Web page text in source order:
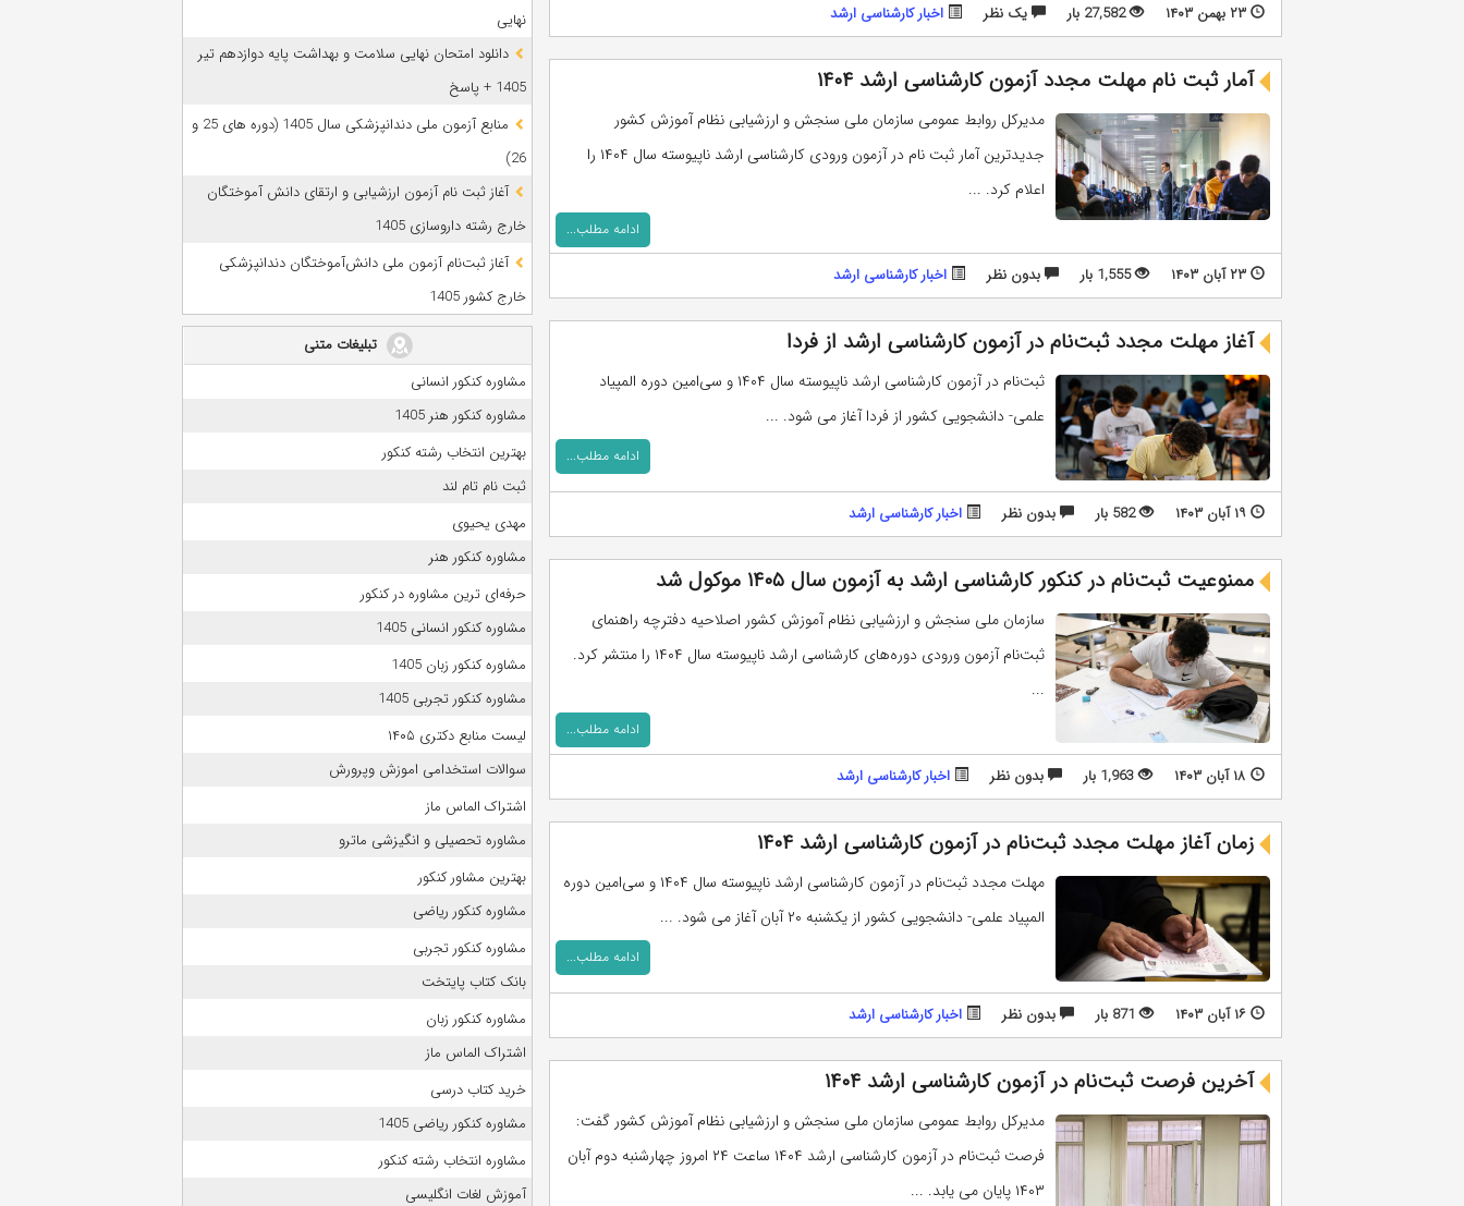
۲۳ بهمن ۱۴۰۳ 27,582 بار يک نظر اخبار کارشناسی ارشد
آمار ثبت نام مهلت مجدد آزمون کارشناسی ارشد ۱۴۰۴
مدیرکل روابط عمومی سازمان ملی سنجش و ارزشیابی نظام آموزش کشور
جدیدترین آمار ثبت نام در آزمون ورودی کارشناسی ارشد ناپیوسته سال ۱۴۰۴ را
اعلام کرد. ...
ادامه مطلب...
۲۳ آبان ۱۴۰۳ 1,555 بار بدون نظر اخبار کارشناسی ارشد
آغاز مهلت مجدد ثبت‌نام در آزمون کارشناسی ارشد از فردا
ثبت‌نام در آزمون کارشناسی ‌ارشد ناپیوسته سال ۱۴۰۴ و سی‌امین دوره المپیاد
علمی- دانشجویی کشور از فردا آغاز می شود. ...
ادامه مطلب...
۱۹ آبان ۱۴۰۳ 582 بار بدون نظر اخبار کارشناسی ارشد
ممنوعیت ثبت‌نام در کنکور کارشناسی ارشد به آزمون سال ۱۴۰۵ موکول شد
سازمان ملی سنجش و ارزشیابی نظام آموزش کشور اصلاحیه دفترچه راهنمای
ثبت‌نام آزمون ورودی دوره‌های کارشناسی ارشد ناپیوسته سال ۱۴۰۴ را منتشر کرد.
...
ادامه مطلب...
۱۸ آبان ۱۴۰۳ 1,963 بار بدون نظر اخبار کارشناسی ارشد
زمان آغاز مهلت مجدد ثبت‌نام در آزمون کارشناسی ‌ارشد ۱۴۰۴
مهلت مجدد ثبت‌نام در آزمون کارشناسی ‌ارشد ناپیوسته سال ۱۴۰۴ و سی‌امین دوره
المپیاد علمی- دانشجویی کشور از یکشنبه ۲۰ آبان آغاز می شود. ...
ادامه مطلب...
۱۶ آبان ۱۴۰۳ 871 بار بدون نظر اخبار کارشناسی ارشد
آخرین فرصت ثبت‌نام در آزمون کارشناسی ارشد ۱۴۰۴
مدیرکل روابط عمومی سازمان ملی سنجش و ارزشیابی نظام آموزش کشور گفت:
فرصت ثبت‌نام در آزمون کارشناسی ارشد ۱۴۰۴ ساعت ۲۴ امروز چهارشنبه دوم آبان
۱۴۰۳ پایان می یابد. ...
نهایی
دانلود امتحان نهایی سلامت و بهداشت پایه دوازدهم تیر
1405 + پاسخ
ﻣﻨﺎﺑﻊ آزﻣﻮن ﻣﻠﯽ دندانپزشکی سال 1405 (دوره های 25 و
26)
آغاز ثبت نام آزمون‌ ارزشیابی و ارتقای دانش آموختگان
خارج رشته داروسازی 1405
آغاز ثبت‌نام آزمون ملی دانش‌آموختگان دندانپزشکی
خارج کشور 1405
تبلیغات متنی
مشاوره کنکور انسانی
مشاوره کنکور هنر 1405
بهترین انتخاب رشته کنکور
ثبت نام تام لند
مهدی یحیوی
مشاوره کنکور هنر
حرفه‌ای ترین مشاوره در کنکور
مشاوره کنکور انسانی 1405
مشاوره کنکور زبان 1405
مشاوره کنکور تجربی 1405
لیست منابع دکتری ۱۴۰۵
سوالات استخدامی اموزش وپرورش
اشتراک الماس ماز
مشاوره تحصیلی و انگیزشی ماترو
بهترین مشاور کنکور
مشاوره کنکور ریاضی
مشاوره کنکور تجربی
بانک کتاب پایتخت
مشاوره کنکور زبان
اشتراک الماس ماز
خرید کتاب درسی
مشاوره کنکور ریاضی 1405
مشاوره انتخاب رشته کنکور
آموزش لغات انگلیسی